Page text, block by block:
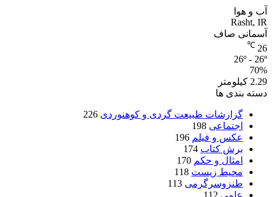
آب و هوا
Rasht, IR
آسمانی صاف
26
℃
26º - 26º
70%
2.29 کیلومتر
دسته بندی ها
گزارشات طبیعت گردی و کوهنوردی 226
اجتماعی 198
عکس و فیلم 196
برش کتاب 174
امثال و حکم 170
محیط زیست 118
طنزوسرگرمی 113